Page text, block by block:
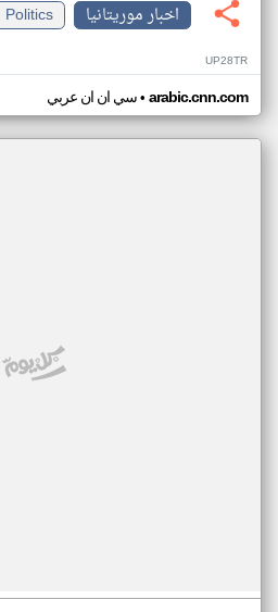
اخبار موريتانيا
Politics
UP28TR
سي ان ان عربي• arabic.cnn.com